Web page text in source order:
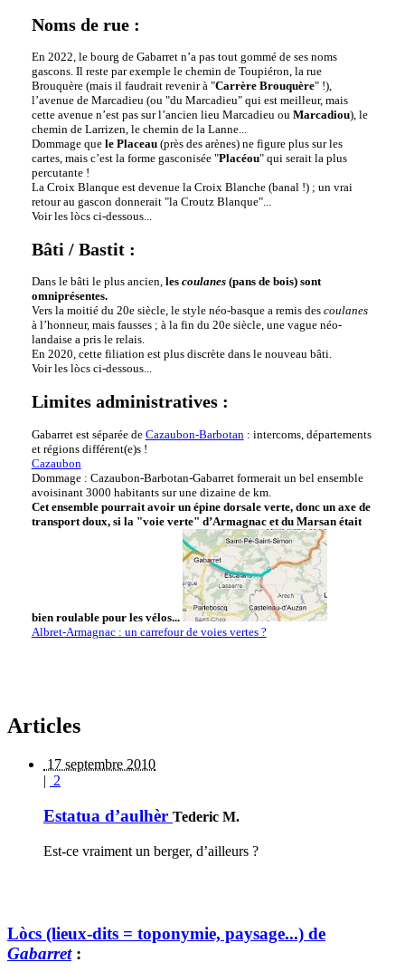
Noms de rue :
En 2022, le bourg de Gabarret n’a pas tout gommé de ses noms
gascons. Il reste par exemple le chemin de Toupiéron, la rue
Brouquère (mais il faudrait revenir à "Carrère Brouquère" !),
l’avenue de Marcadieu (ou "du Marcadieu" qui est meilleur, mais
cette avenue n’est pas sur l’ancien lieu Marcadieu ou Marcadiou), le
chemin de Larrizen, le chemin de la Lanne...
Dommage que le Placeau(près des arènes) ne figure plus sur les
cartes, mais c’est la forme gasconisée "Placéou" qui serait la plus
percutante !
La Croix Blanque est devenue la Croix Blanche (banal !) ; un vrai
retour au gascon donnerait "la Croutz Blanque"...
Voir les lòcs ci-dessous...
Bâti / Bastit :
Dans le bâti le plus ancien, les coulanes(pans de bois) sont
omniprésentes.
Vers la moitié du 20e siècle, le style néo-basque a remis des coulanes
à l’honneur, mais fausses ; à la fin du 20e siècle, une vague néo-
landaise a pris le relais.
En 2020, cette filiation est plus discrète dans le nouveau bâti.
Voir les lòcs ci-dessous...
Limites administratives :
Gabarret est séparée de Cazaubon-Barbotan : intercoms, départements
et régions différent(e)s !
Cazaubon
Dommage : Cazaubon-Barbotan-Gabarret formerait un bel ensemble
avoisinant 3000 habitants sur une dizaine de km.
Cet ensemble pourrait avoir un épine dorsale verte, donc un axe de
transport doux, si la "voie verte" d’Armagnac et du Marsan était
bien roulable pour les vélos...
Albret-Armagnac : un carrefour de voies vertes ?
Articles
17 septembre 2010
| 2
Estatua d’aulhèr Tederic M.
Est-ce vraiment un berger, d’ailleurs ?
Lòcs (lieux-dits = toponymie, paysage...) de
Gabarret: